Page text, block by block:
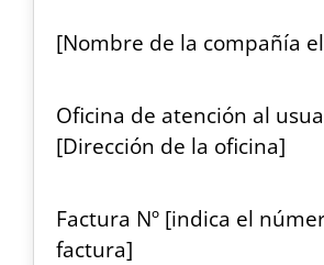
[Nombre de la compañía
Oficina de atención al
[Dirección de la oficina]
Factura Nº [indica el
factura]